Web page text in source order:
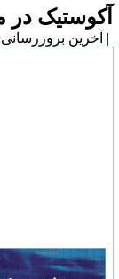
در
بروزرسانی: ۱۴۰۱/۵/۱۳ |